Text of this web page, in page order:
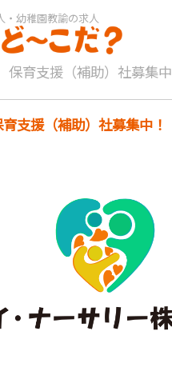
・幼稚園教諭の求人
保育支援（補助）社募集中
支援（補助）社募集中！